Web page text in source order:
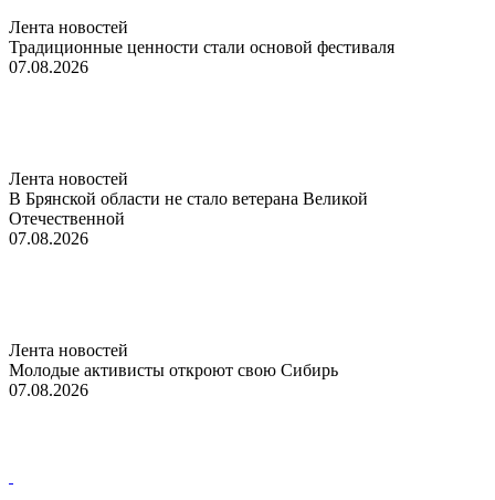
Лента новостей
Традиционные ценности стали основой фестиваля
07.08.2026
Лента новостей
В Брянской области не стало ветерана Великой
Отечественной
07.08.2026
Лента новостей
Молодые активисты откроют свою Сибирь
07.08.2026